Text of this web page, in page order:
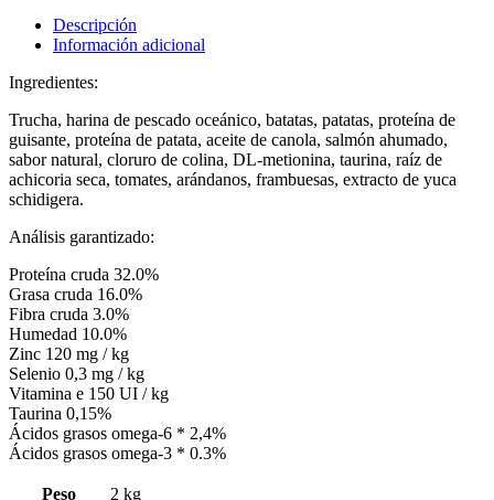
Descripción
Información adicional
Ingredientes:
Trucha, harina de pescado oceánico, batatas, patatas, proteína de
guisante, proteína de patata, aceite de canola, salmón ahumado,
sabor natural, cloruro de colina, DL-metionina, taurina, raíz de
achicoria seca, tomates, arándanos, frambuesas, extracto de yuca
schidigera.
Análisis garantizado:
Proteína cruda 32.0%
Grasa cruda 16.0%
Fibra cruda 3.0%
Humedad 10.0%
Zinc 120 mg / kg
Selenio 0,3 mg / kg
Vitamina e 150 UI / kg
Taurina 0,15%
Ácidos grasos omega-6 * 2,4%
Ácidos grasos omega-3 * 0.3%
Peso
2 kg